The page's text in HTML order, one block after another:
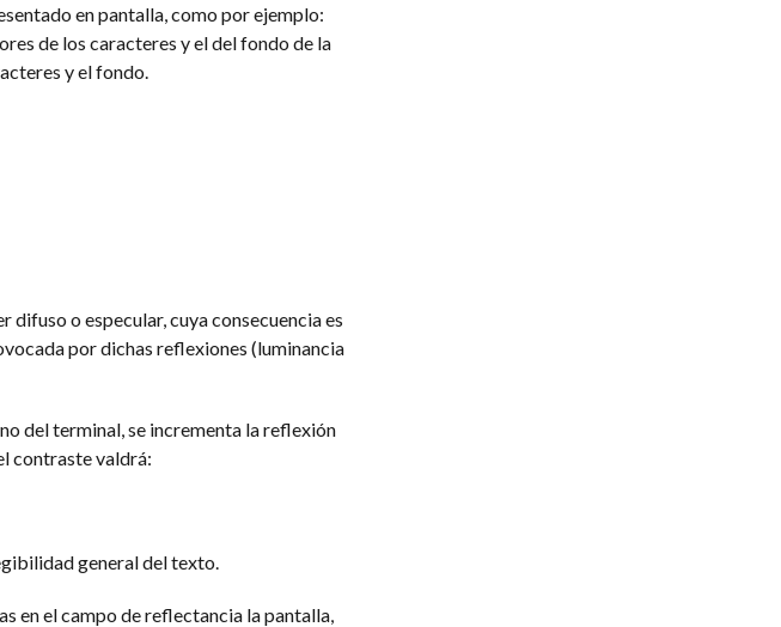
en pantalla, como por ejemplo:
de los caracteres y el del fondo de la
y el fondo.
o especular, cuya consecuencia es
por dichas reflexiones (luminancia
del terminal, se incrementa la reflexión
contraste valdrá:
general del texto.
en el campo de reflectancia la pantalla,